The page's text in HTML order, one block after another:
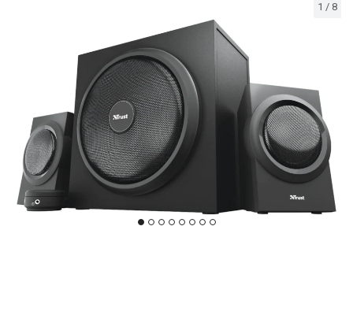
1 / 8